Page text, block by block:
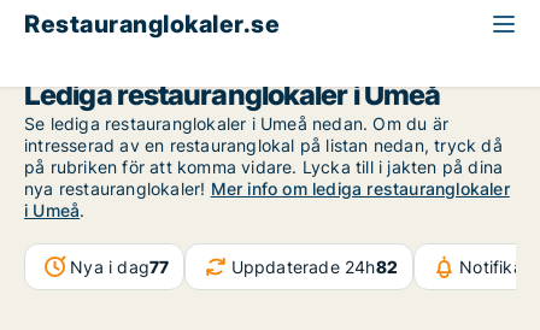
Restauranglokaler.se
Lediga restauranglokaler i Umeå
Se lediga restauranglokaler i Umeå nedan. Om du är
intresserad av en restauranglokal på listan nedan, tryck då
på rubriken för att komma vidare. Lycka till i jakten på dina
nya restauranglokaler! Mer info om lediga restauranglokaler
i Umeå.
Nya i dag77 Uppdaterade 24h82